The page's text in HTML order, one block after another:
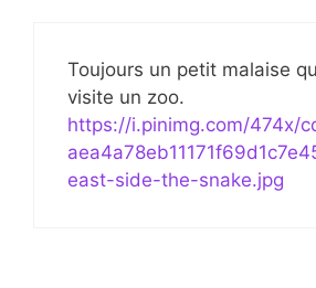
Toujours un petit malaise
visite un zoo.
https://i.pinimg.com/474x/
east-side-the-snake.jpg